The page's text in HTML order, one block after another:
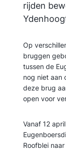
rijden
Op
bruggen
tussen de
nog niet aan
deze brug
open voor
Vanaf 12
Roofblei